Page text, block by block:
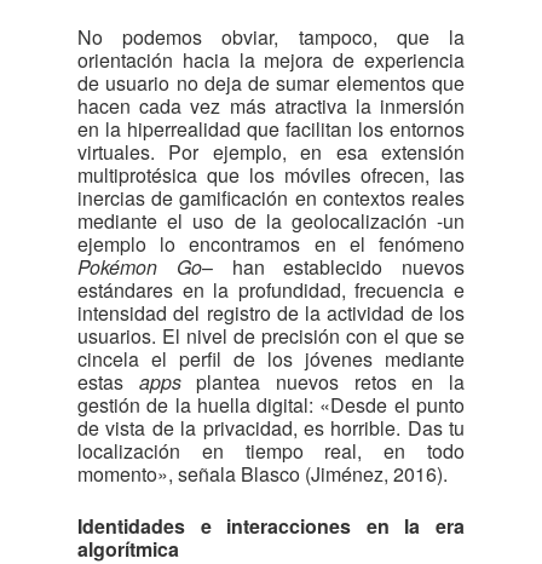
No podemos obviar, tampoco, que la
orientación hacia la mejora de experiencia
de usuario no deja de sumar elementos que
hacen cada vez más atractiva la inmersión
en la hiperrealidad que facilitan los entornos
virtuales. Por ejemplo, en esa extensión
multiprotésica que los móviles ofrecen, las
inercias de gamificación en contextos reales
mediante el uso de la geolocalización -un
ejemplo lo encontramos en el fenómeno
Pokémon Go– han establecido nuevos
estándares en la profundidad, frecuencia e
intensidad del registro de la actividad de los
usuarios. El nivel de precisión con el que se
cincela el perfil de los jóvenes mediante
estas appsplantea nuevos retos en la
gestión de la huella digital: «Desde el punto
de vista de la privacidad, es horrible. Das tu
localización en tiempo real, en todo
momento», señala Blasco (Jiménez, 2016).
Identidades e interacciones en la era
algorítmica